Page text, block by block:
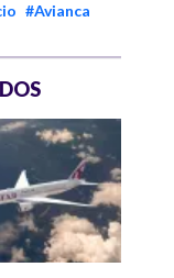
#Avianca